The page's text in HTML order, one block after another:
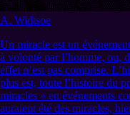
A. Widtsoe
Un miracle est un
à volonté par l’homme, ou,
effet n’est pas comprise.
plus est, toute l’histoire du
miracles » en événements
auraient été des miracles,